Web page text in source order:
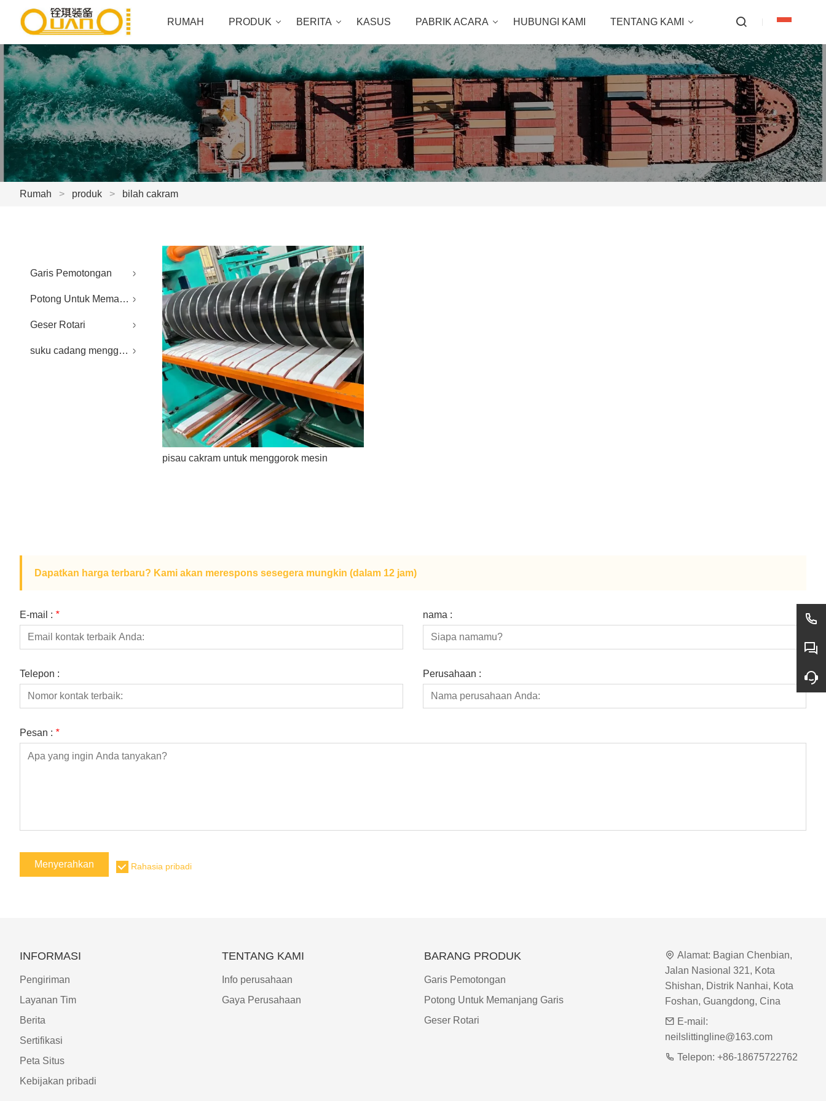
RUMAH PRODUK BERITA KASUS PABRIK ACARA HUBUNGI KAMI TENTANG KAMI
Rumah > produk > bilah cakram
Garis Pemotongan
Potong Untuk Memanjang Garis
Geser Rotari
suku cadang menggorok / CTL
pisau cakram untuk menggorok mesin
Dapatkan harga terbaru? Kami akan merespons sesegera mungkin (dalam 12 jam)
E-mail : * nama :
Telepon : Perusahaan :
Pesan : *
Menyerahkan Rahasia pribadi
INFORMASI
Pengiriman
Layanan Tim
Berita
Sertifikasi
Peta Situs
Kebijakan pribadi
TENTANG KAMI
Info perusahaan
Gaya Perusahaan
BARANG PRODUK
Garis Pemotongan
Potong Untuk Memanjang Garis
Geser Rotari
Alamat: Bagian Chenbian,
Jalan Nasional 321, Kota
Shishan, Distrik Nanhai, Kota
Foshan, Guangdong, Cina
E-mail:
neilslittingline@163.com
Telepon: +86-18675722762